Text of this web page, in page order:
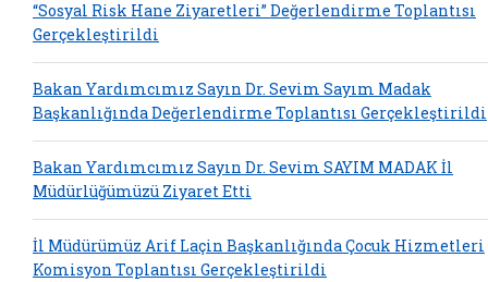
“Sosyal Risk Hane Ziyaretleri” Değerlendirme Toplantısı
Gerçekleştirildi
Bakan Yardımcımız Sayın Dr. Sevim Sayım Madak
Başkanlığında Değerlendirme Toplantısı Gerçekleştirildi
Bakan Yardımcımız Sayın Dr. Sevim SAYIM MADAK İl
Müdürlüğümüzü Ziyaret Etti
İl Müdürümüz Arif Laçin Başkanlığında Çocuk Hizmetleri
Komisyon Toplantısı Gerçekleştirildi